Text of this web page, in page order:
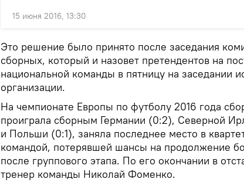
15 июня 2016, 13:30
Это решение было принято после заседания
сборных, который и назовет претендентов на
национальной команды в пятницу на заседании
организации.
На чемпионате Европы по футболу 2016 года
проиграла сборным Германии (0:2), Северной
и Польши (0:1), заняла последнее место в
командой, потерявшей шансы на продолжение
после группового этапа. По его окончании в
тренер команды Николай Фоменко.